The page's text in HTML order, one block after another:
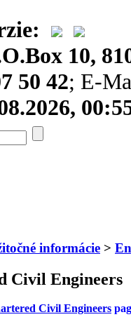
10,
50 42; E-
informácie >
Civil Engineers
Civil Engineers